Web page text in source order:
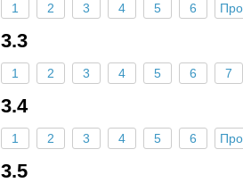
1 2 3 4 5 6
3.3
1 2 3 4 5 6 7
3.4
1 2 3 4 5 6
3.5